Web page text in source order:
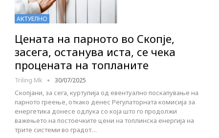
АКТУЕЛНО
Цената на парното во Скопје,
засега, останува иста, се чека
процената на топланите
Triling Mk 30/07/2025
Скопјани, за сега, куртулија од евентуално поскапување на
парното греење, откако денес Регулаторната комисија за
енергетика донесе одлука со која што го продолжи
важењето на постоечките цени на топлинска енергија на
трите системи во градот…